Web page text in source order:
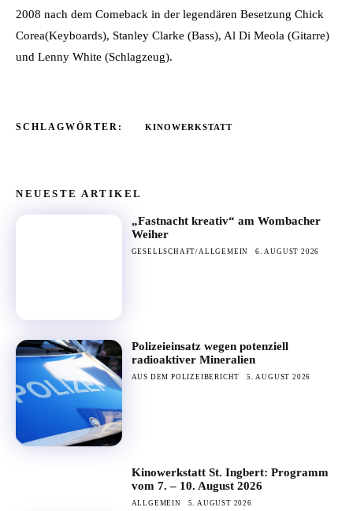
2008 nach dem Comeback in der legendären Besetzung Chick
Corea(Keyboards), Stanley Clarke (Bass), Al Di Meola (Gitarre)
und Lenny White (Schlagzeug).
SCHLAGWÖRTER: KINOWERKSTATT
NEUESTE ARTIKEL
„Fastnacht kreativ“ am Wombacher
Weiher
GESELLSCHAFT/ALLGEMEIN 6. AUGUST 2026
Polizeieinsatz wegen potenziell
radioaktiver Mineralien
AUS DEM POLIZEIBERICHT 5. AUGUST 2026
Kinowerkstatt St. Ingbert: Programm
vom 7. – 10. August 2026
ALLGEMEIN 5. AUGUST 2026